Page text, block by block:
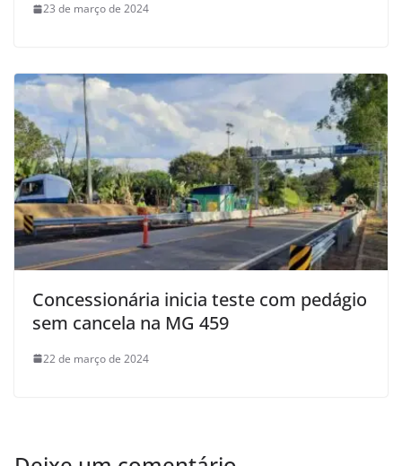
23 de março de 2024
Concessionária inicia teste com pedágio
sem cancela na MG 459
22 de março de 2024